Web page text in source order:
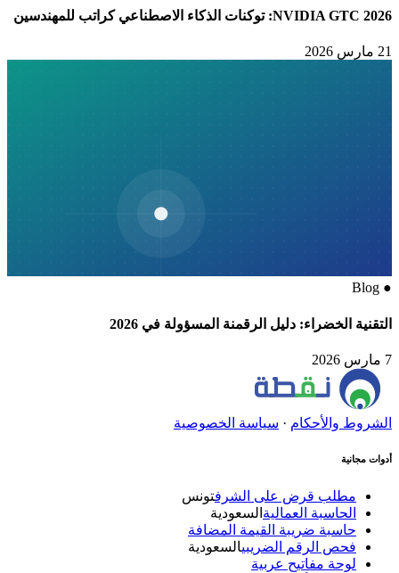
NVIDIA GTC 2026: توكنات الذكاء الاصطناعي كراتب للمهندسين
21 مارس 2026
●
Blog
التقنية الخضراء: دليل الرقمنة المسؤولة في 2026
الشروط والأحكام· سياسة الخصوصية
أدوات مجانية
مطلب قرض على الشرف تونس
الحاسبة العماليةالسعودية
حاسبة ضريبة القيمة المضافة
فحص الرقم الضريبيالسعودية
لوحة مفاتيح عربية